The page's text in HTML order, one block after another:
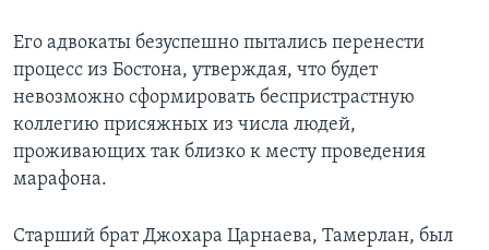
Его адвокаты безуспешно пытались перенести
процесс из Бостона, утверждая, что будет
невозможно сформировать беспристрастную
коллегию присяжных из числа людей,
проживающих так близко к месту проведения
марафона.
Старший брат Джохара Царнаева, Тамерлан, был